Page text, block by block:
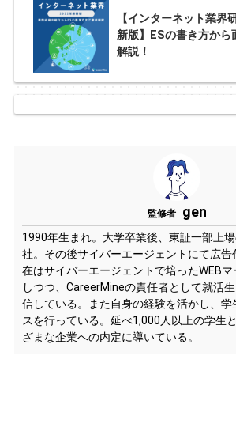
【インターネット業界
新版】ESの書き方から
解説！
監修者 gen
1990年生まれ。大学卒業後、東証一部上
社。その後サイバーエージェントにて広告
在はサイバーエージェントで培ったWEB
しつつ、CareerMineの責任者として就活
信している。また自身の経験を活かし、学
スを行っている。延べ1,000人以上の学生
ざまな企業への内定に導いている。